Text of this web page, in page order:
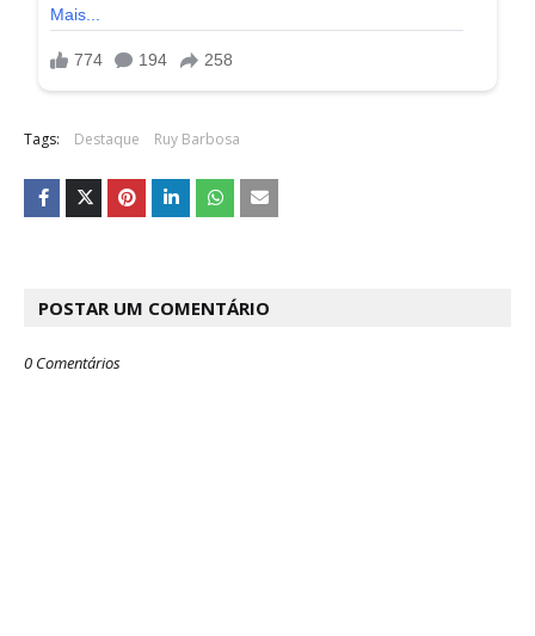
Tags: Destaque Ruy Barbosa
POSTAR UM COMENTÁRIO
0 Comentários